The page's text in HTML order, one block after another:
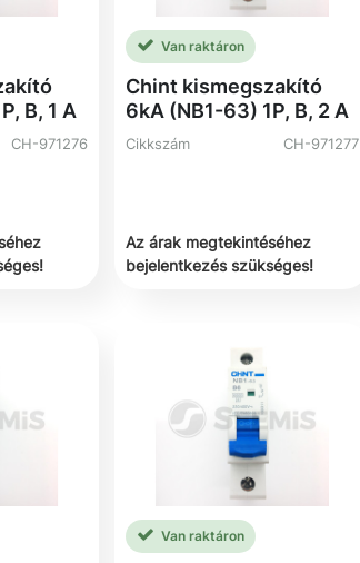
B, 1 A
CH-971276
Van raktáron
Chint kismegszakító
6kA (NB1-63) 1P, B, 2 A
Cikkszám CH-971277
Az árak megtekintéséhez
bejelentkezés szükséges!
Van raktáron